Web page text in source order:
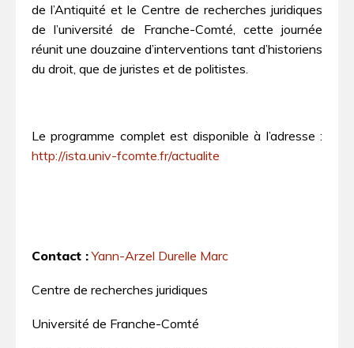
de l’Antiquité et le Centre de recherches juridiques
de l’université de Franche-Comté, cette journée
réunit une douzaine d’interventions tant d’historiens
du droit, que de juristes et de politistes.
Le programme complet est disponible à l’adresse :
http://ista.univ-fcomte.fr/actualite
Contact : Yann-Arzel Durelle Marc
Centre de recherches juridiques
Université de Franche-Comté